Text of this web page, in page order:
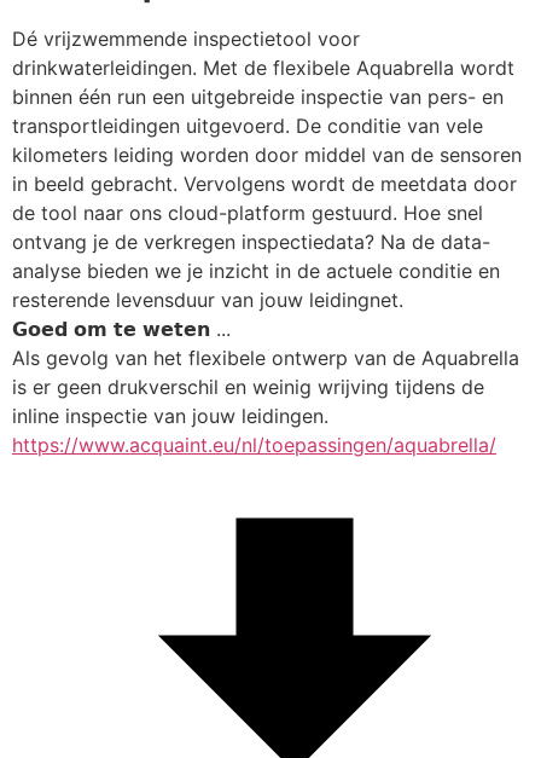
Dé vrijzwemmende inspectietool voor
drinkwaterleidingen. Met de flexibele Aquabrella wordt
binnen één run een uitgebreide inspectie van pers- en
transportleidingen uitgevoerd. De conditie van vele
kilometers leiding worden door middel van de sensoren
in beeld gebracht. Vervolgens wordt de meetdata door
de tool naar ons cloud-platform gestuurd. Hoe snel
ontvang je de verkregen inspectiedata? Na de data-
analyse bieden we je inzicht in de actuele conditie en
resterende levensduur van jouw leidingnet.
𝗚𝗼𝗲𝗱 𝗼𝗺 𝘁𝗲 𝘄𝗲𝘁𝗲𝗻 ...
Als gevolg van het flexibele ontwerp van de Aquabrella
is er geen drukverschil en weinig wrijving tijdens de
inline inspectie van jouw leidingen.
https://www.acquaint.eu/nl/toepassingen/aquabrella/